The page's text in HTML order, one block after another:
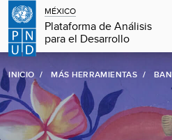
MÉXICO
Plataforma de Análisis
para el Desarrollo
INICIO MÁS HERRAMIENTAS